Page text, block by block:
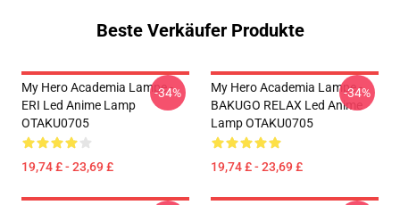
Beste Verkäufer Produkte
My Hero Academia Lampe -
ERI Led Anime Lamp
OTAKU0705
19,74 £ - 23,69 £
-34%
My Hero Academia Lampe -
BAKUGO RELAX Led Anime
Lamp OTAKU0705
19,74 £ - 23,69 £
-34%